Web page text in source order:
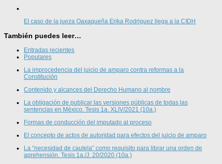
El caso de la jueza Oaxaqueña Erika Rodriguez llega a la CIDH
También puedes leer…
Entradas recientes
Populares
La improcedencia del juicio de amparo contra reformas a la
Constitución
Contenido y alcances del Derecho Humano al nombre
La obligación de publicar las versiones públicas de todas las
sentencias en México. Tesis 1a. XLIV/2021 (10a.)
Formas de conducción del imputado al proceso
El concepto de actos de autoridad para efectos del juicio de amparo
La “necesidad de cautela” como requisito para librar una orden de
aprehensión. Tesis 1a./J. 20/2020 (10a.)